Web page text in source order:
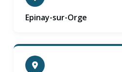
Epinay-sur-Orge